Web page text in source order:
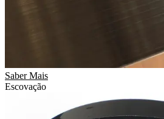
Saber Mais
Escovação